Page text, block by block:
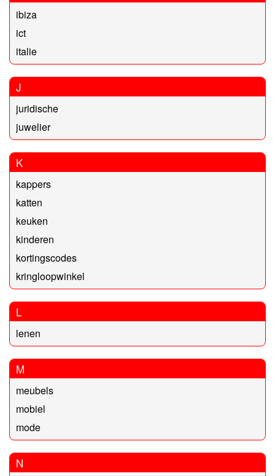
ibiza
ict
italie
J
juridische
juwelier
K
kappers
katten
keuken
kinderen
kortingscodes
kringloopwinkel
L
lenen
M
meubels
mobiel
mode
N